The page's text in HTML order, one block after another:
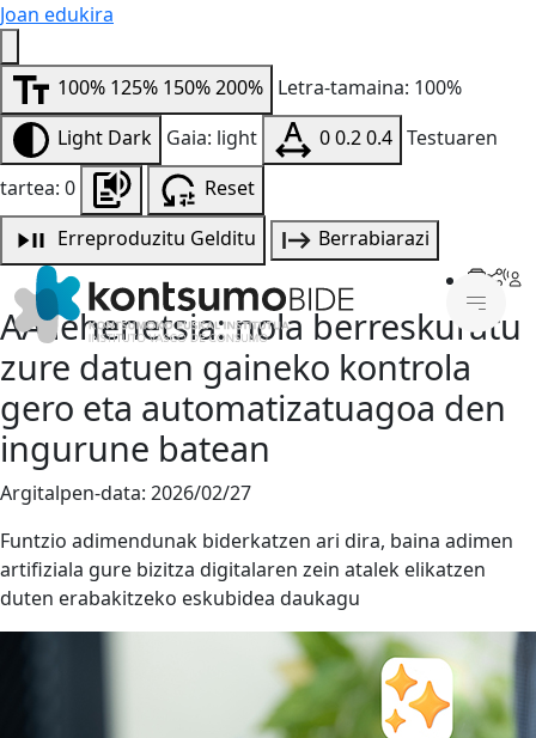
Joan edukira
100% 125% 150%200% Letra-tamaina: 100%
Light Dark Gaia: light 00.20.4 Testuaren
tartea: 0
Reset
Erreproduzitu Gelditu Berrabiarazi
AA lehenetsia: nola berreskuratu
zure datuen gaineko kontrola
gero eta automatizatuagoa den
ingurune batean
Argitalpen-data: 2026/02/27
Funtzio adimendunak biderkatzen ari dira, baina adimen
artifiziala gure bizitza digitalaren zein atalek elikatzen
duten erabakitzeko eskubidea daukagu